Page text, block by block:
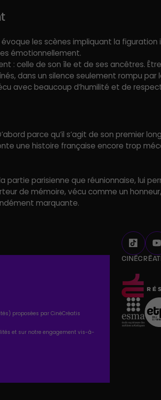
les scènes impliquant la figuration
émotionnellement.
: celle de son île et de ses ancêtres.
dans un silence seulement rompu par
avec beaucoup d’humilité et de
parce qu’il s’agit de son premier
une histoire française encore trop
partie parisienne que réunionnaise, lui
de mémoire, vécu comme un
marquante.
proposées par CinéCréatis
et sur notre engagement vis-à-